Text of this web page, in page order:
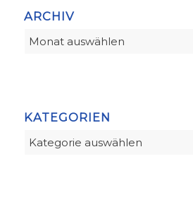
ARCHIV
KATEGORIEN
Kategorien